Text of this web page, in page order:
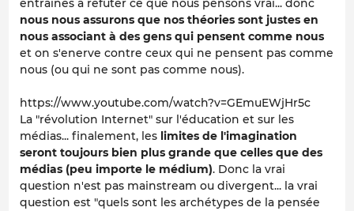
entrainés à réfuter ce que nous pensons vrai... donc
nous nous assurons que nos théories sont justes en
nous associant à des gens qui pensent comme nous
et on s'enerve contre ceux qui ne pensent pas comme
nous (ou qui ne sont pas comme nous).
https://www.youtube.com/watch?v=GEmuEWjHr5c
La "révolution Internet" sur l'éducation et sur les
médias... finalement, les limites de l'imagination
seront toujours bien plus grande que celles que des
médias (peu importe le médium). Donc la vrai
question n'est pas mainstream ou divergent... la vrai
question est "quels sont les archétypes de la pensée